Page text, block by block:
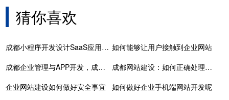
猜你喜欢
成都小程序开发设计SaaS应用程序时应避免的5个错误 如何能够让用户接触到企业网站
成都企业管理与APP开发，成都APP开发
成都网站建设：如何正确处理死链
企业网站建设如何做好安全事宜
如何做好企业手机端网站开发呢